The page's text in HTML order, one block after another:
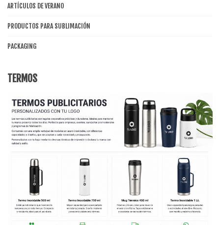
ARTÍCULOS DE VERANO
PRODUCTOS PARA SUBLIMACIÓN
PACKAGING
TERMOS